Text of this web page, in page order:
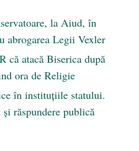
la Aiud, în
abrogarea Legii Vexler
că atacă Biserica după
ora de Religie
în instituțiile statului.
răspundere publică